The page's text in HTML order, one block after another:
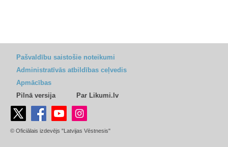
Pašvaldību saistošie noteikumi
Administratīvās atbildības ceļvedis
Apmācības
Pilnā versija
Par Likumi.lv
© Oficiālais izdevējs "Latvijas Vēstnesis"